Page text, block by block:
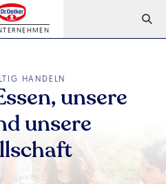
HANDELN
unsere
unsere